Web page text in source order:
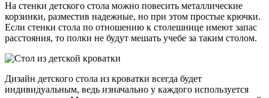
На стенки детского стола можно повесить металлические
корзинки, разместив надежные, но при этом простые крючки.
Если стенки стола по отношению к столешнице имеют запас
расстояния, то полки не будут мешать учебе за таким столом.
Дизайн детского стола из кроватки всегда будет
индивидуальным, ведь изначально у каждого используется